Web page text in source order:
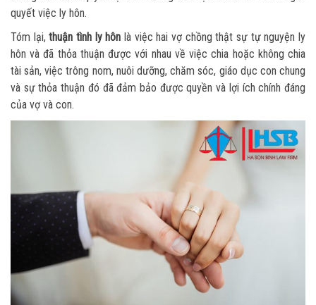
quyết việc ly hôn.
Tóm lại,thuận tình ly hôn là việc hai vợ chồng thật sự tự nguyện ly
hôn và đã thỏa thuận được với nhau về việc chia hoặc không chia
tài sản, việc trông nom, nuôi dưỡng, chăm sóc, giáo dục con chung
và sự thỏa thuận đó đã đảm bảo được quyền và lợi ích chính đáng
của vợ và con.